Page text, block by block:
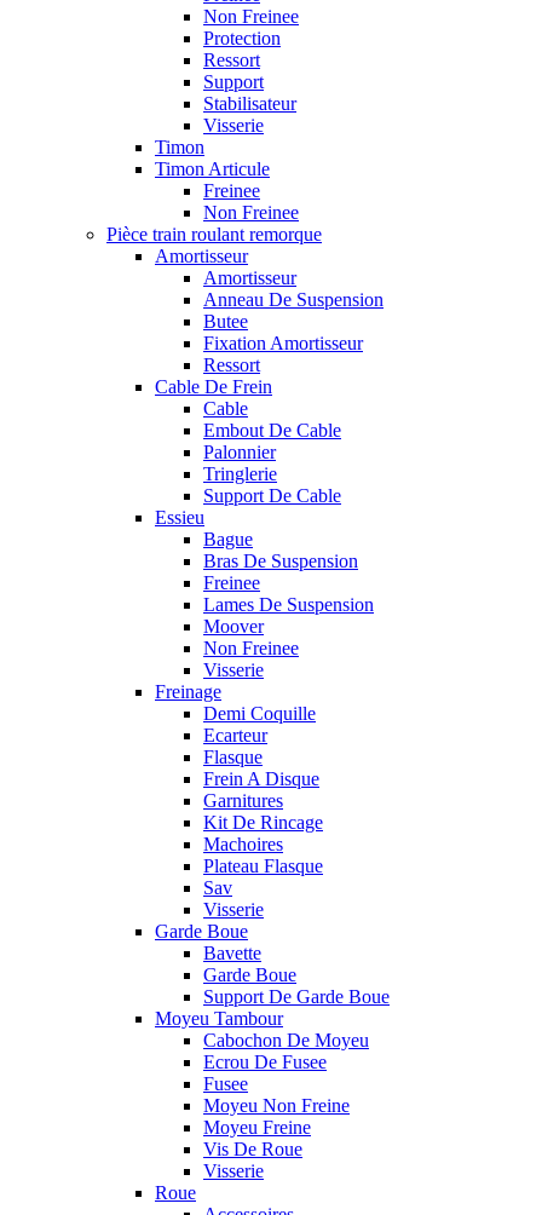
Non Freinee
Protection
Ressort
Support
Stabilisateur
Visserie
Timon
Timon Articule
Freinee
Non Freinee
Pièce train roulant remorque
Amortisseur
Amortisseur
Anneau De Suspension
Butee
Fixation Amortisseur
Ressort
Cable De Frein
Cable
Embout De Cable
Palonnier
Tringlerie
Support De Cable
Essieu
Bague
Bras De Suspension
Freinee
Lames De Suspension
Moover
Non Freinee
Visserie
Freinage
Demi Coquille
Ecarteur
Flasque
Frein A Disque
Garnitures
Kit De Rincage
Machoires
Plateau Flasque
Sav
Visserie
Garde Boue
Bavette
Garde Boue
Support De Garde Boue
Moyeu Tambour
Cabochon De Moyeu
Ecrou De Fusee
Fusee
Moyeu Non Freine
Moyeu Freine
Vis De Roue
Visserie
Roue